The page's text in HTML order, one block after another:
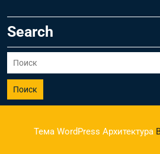
Search
Поиск
Тема WordPress Архитектура